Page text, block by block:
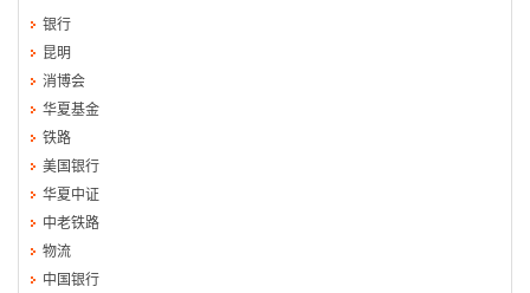
银行
昆明
消博会
华夏基金
铁路
美国银行
华夏中证
中老铁路
物流
中国银行